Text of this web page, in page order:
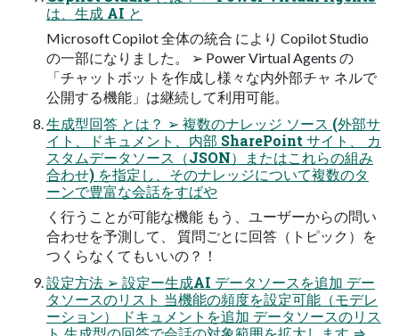
は、生成 AI と
Microsoft Copilot 全体の統合 により Copilot Studio
の一部になりました。 ➢ Power Virtual Agents の
「チャットボットを作成し様々な内外部チャ ネルで
公開する機能」は継続して利用可能。
生成型回答 とは？ ➢ 複数のナレッジ ソース (外部サ
イト、ドキュメント、内部 SharePoint サイト、 カ
スタムデータソース（JSON）またはこれらの組み
合わせ) を指定し、そのナレッジについて複数のタ
ーンで豊富な会話をすばや
く行うことが可能な機能 もう、ユーザーからの問い
合わせを予測して、 質問ごとに回答（トピック）を
つくらなくてもいいの？！
設定方法 ➢ 設定ー生成AI データソースを追加 デー
タソースのリスト 当機能の頻度を設定可能（モデレ
ーション） ドキュメントを追加 データソースのリス